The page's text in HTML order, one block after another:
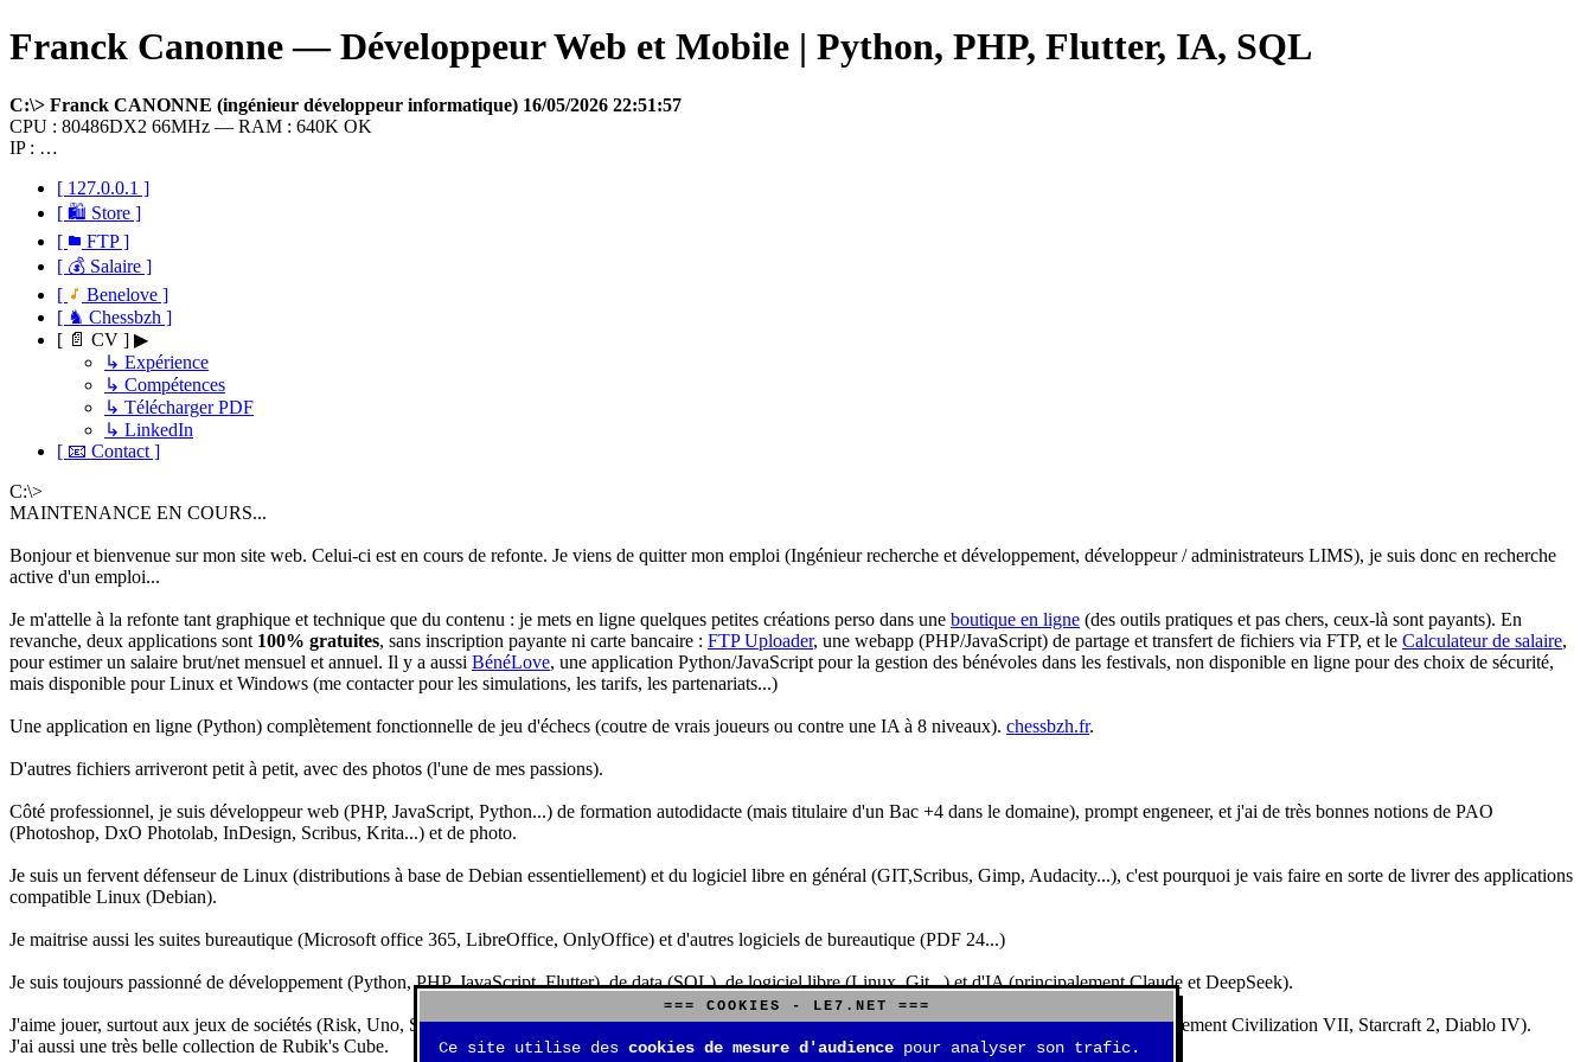
Franck Canonne — Développeur Web et Mobile | Python, PHP, Flutter, IA, SQL
C:\> Franck CANONNE (ingénieur développeur informatique) 16/05/2026 22:51:57
CPU : 80486DX2 66MHz — RAM : 640K OK
IP : …
[ 127.0.0.1 ]
[ 🛍 Store ]
[
FTP ]
[ 💰 Salaire ]
[
Benelove ]
[ ♞ Chessbzh ]
[ 📄 CV ] ▶
↳ Expérience
↳ Compétences
↳ Télécharger PDF
↳ LinkedIn
[ 📧 Contact ]
C:\>
MAINTENANCE EN COURS...
Bonjour et bienvenue sur mon site web. Celui-ci est en cours de refonte. Je viens de quitter mon emploi (Ingénieur recherche et développement, développeur / administrateurs LIMS), je suis donc en recherche
active d'un emploi...
Je m'attelle à la refonte tant graphique et technique que du contenu : je mets en ligne quelques petites créations perso dans une boutique en ligne (des outils pratiques et pas chers, ceux-là sont payants). En
revanche, deux applications sont 100% gratuites, sans inscription payante ni carte bancaire : FTP Uploader, une webapp (PHP/JavaScript) de partage et transfert de fichiers via FTP, et le Calculateur de salaire,
pour estimer un salaire brut/net mensuel et annuel. Il y a aussi BénéLove, une application Python/JavaScript pour la gestion des bénévoles dans les festivals, non disponible en ligne pour des choix de sécurité,
mais disponible pour Linux et Windows (me contacter pour les simulations, les tarifs, les partenariats...)
Une application en ligne (Python) complètement fonctionnelle de jeu d'échecs (coutre de vrais joueurs ou contre une IA à 8 niveaux). chessbzh.fr.
D'autres fichiers arriveront petit à petit, avec des photos (l'une de mes passions).
Côté professionnel, je suis développeur web (PHP, JavaScript, Python...) de formation autodidacte (mais titulaire d'un Bac +4 dans le domaine), prompt engeneer, et j'ai de très bonnes notions de PAO
(Photoshop, DxO Photolab, InDesign, Scribus, Krita...) et de photo.
Je suis un fervent défenseur de Linux (distributions à base de Debian essentiellement) et du logiciel libre en général (GIT,Scribus, Gimp, Audacity...), c'est pourquoi je vais faire en sorte de livrer des applications
compatible Linux (Debian).
Je maitrise aussi les suites bureautique (Microsoft office 365, LibreOffice, OnlyOffice) et d'autres logiciels de bureautique (PDF 24...)
Je suis toujours passionné de développement (Python, PHP, JavaScript, Flutter), de data (SQL), de logiciel libre (Linux, Git...) et d'IA (principalement Claude et DeepSeek).
J'aime jouer, surtout aux jeux de sociétés (Risk, Uno, Scrabble...), mais aussi aux jeux de stratégie (Echecs, Go, Quarto, Tock...) et aux jeux vidéos (essentiellement Civilization VII, Starcraft 2, Diablo IV).
J'ai aussi une très belle collection de Rubik's Cube.
=== COOKIES - LE7.NET ===
Ce site utilise des cookies de mesure d'audience pour analyser son trafic.